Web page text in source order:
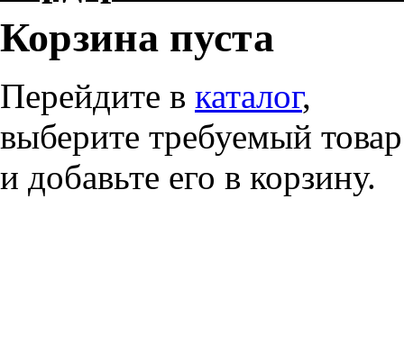
Корзина пуста
Перейдите в каталог,
выберите требуемый товар
и добавьте его в корзину.